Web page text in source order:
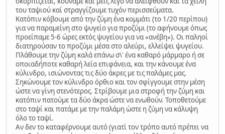
του ταψιού καί στραγγίζουμε τυχόν περισσεύματα.
Κατόπιν κόβουμε από την ζύμη ένα κομμάτι (το 1/20 περίπου)
για να παραμείνη στο ψυγείο για προζύμι (το αφήνουμε όπως
προείπαμε 5-6 ώρες εκτός ψυγείου για να «ανέβη»). Οι παληοί
διατηρούσαν το προζύμι μέσα στο αλεύρι, ελλείψει ψυγείου.
Πλάθουμε την ζύμη καλά επάνω σ\' ένα καθαρό μάρμαρο ή σε
οποιαδήποτε καθαρή λεία επιφάνεια, και την κάνουμε ένα
κύλινδρο, ισιώνοντας τις δύο άκρες με τις παλάμες μας.
Σηκώνουμε τον κύλινδρο όρθιο και τον σφίγγουμε στην μέση
ώστε να γίνη στενότερος. Στρίβουμε μια στροφή την ζύμη και
κατόπιν πατούμε τα δύο άκρα ώστε να ενωθούν. Τοποθετούμε
στο ταψί και πατάμε με την παλάμη ώστε η ζύμη να κάλυψη
όλο το ταψί.
Αν δεν το καταφέρνουμε αυτό (γιατί τον τρόπο αυτό πρέπει να